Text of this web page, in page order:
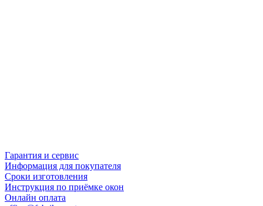
Гарантия и сервис
Информация для покупателя
Сроки изготовления
Инструкция по приёмке окон
Онлайн оплата